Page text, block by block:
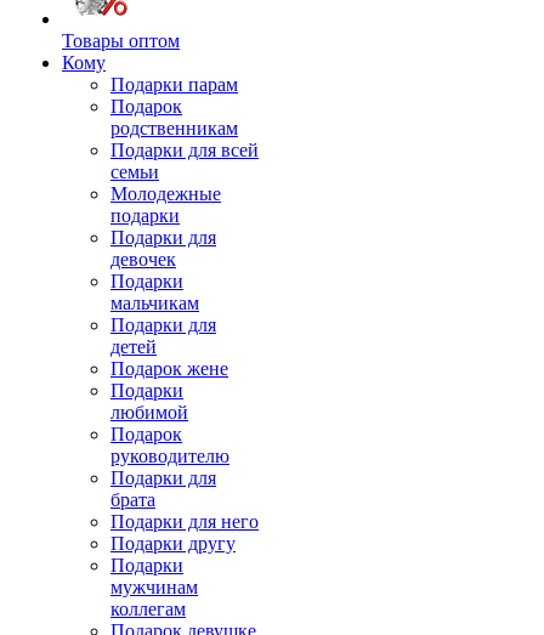
Товары оптом
Кому
Подарки парам
Подарок
родственникам
Подарки для всей
семьи
Молодежные
подарки
Подарки для
девочек
Подарки
мальчикам
Подарки для
детей
Подарок жене
Подарки
любимой
Подарок
руководителю
Подарки для
брата
Подарки для него
Подарки другу
Подарки
мужчинам
коллегам
Подарок девушке